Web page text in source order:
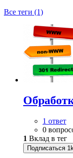
Все теги (1)
1 ответ
0
1 Вклад в тег
Подписаться 1k